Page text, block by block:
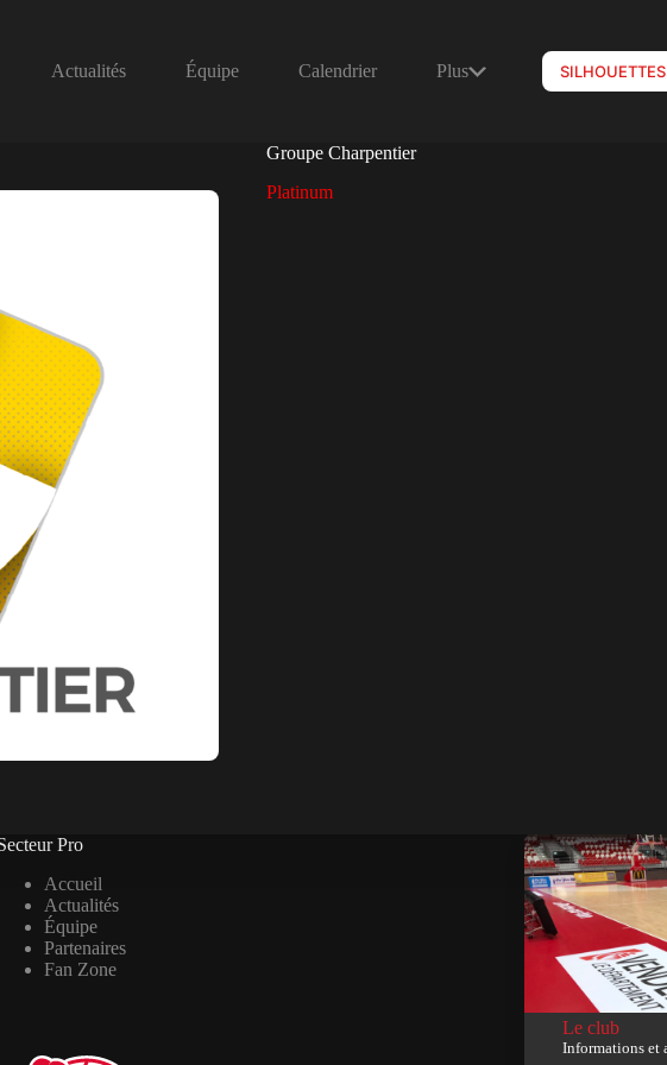
Actualités Équipe Calendrier Plus SILHOUETTES
Groupe Charpentier
Platinum
Pro
Accueil
Actualités
Équipe
Partenaires
Fan Zone
Le club
Informations et